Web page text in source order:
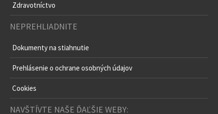
Zdravotníctvo
NEPREHLIADNITE
Dokumenty na stiahnutie
Prehlásenie o ochrane osobných údajov
Cookies
NAVŠTÍVTE NAŠE ĎAĽŠIE WEBY: